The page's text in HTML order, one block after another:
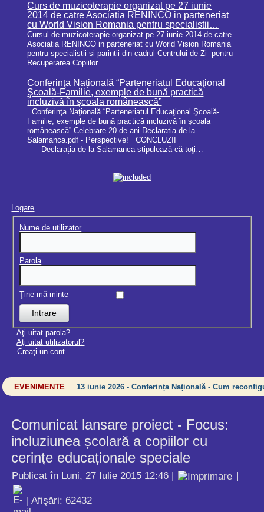
Curs de muzicoterapie organizat pe 27 iunie
2014 de catre Asociatia RENINCO in parteneriat
cu World Vision Romania pentru specialistii…
Cursul de muzicoterapie organizat pe 27 iunie 2014 de catre
Asociatia RENINCO in parteneriat cu World Vision Romania
pentru specialistii si parintii din cadrul Centrului de Zi pentru
Recuperarea Copiilor…
Conferinţa Naţională “Parteneriatul Educaţional
Şcoală-Familie, exemple de bună practică
incluzivă în şcoala românească”
Conferinţa Naţională “Parteneriatul Educaţional Şcoală-
Familie, exemple de bună practică incluzivă în şcoala
românească” Celebrare 20 de ani Declaratia de la
Salamanca.pdf - Perspective! CONCLUZII
Declarația de la Salamanca stipulează că toţi…
Logare
Nume de utilizator
Parola
Ţine-mă minte
Aţi uitat parola?
Aţi uitat utilizatorul?
Creaţi un cont
EVENIMENTE 13 iunie 2026 - Conferința Națională - Cum
Comunicat lansare proiect - Focus:
incluziunea școlară a copiilor cu
cerințe educaționale speciale
Publicat în Luni, 27 Iulie 2015 12:46
| Afişări: 62432